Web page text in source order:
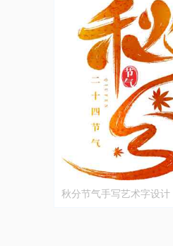
秋分节气手写艺术字设计